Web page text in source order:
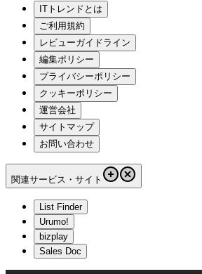
ITトレンドとは
ご利用規約
レビューガイドライン
編集ポリシー
プライバシーポリシー
クッキーポリシー
運営会社
サイトマップ
お問い合わせ
関連サービス・サイト
List Finder
Urumo!
bizplay
Sales Doc